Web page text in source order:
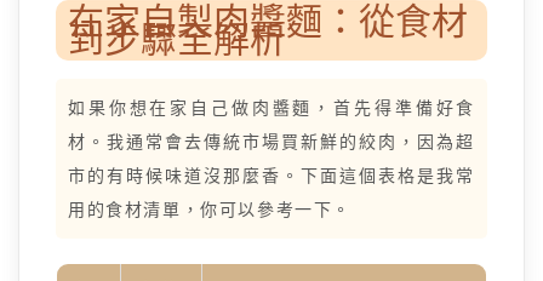
在家自製肉醬麵：從食材
到步驟全解析
如果你想在家自己做肉醬麵，首先得準備好食
材。我通常會去傳統市場買新鮮的絞肉，因為超
市的有時候味道沒那麼香。下面這個表格是我常
用的食材清單，你可以參考一下。